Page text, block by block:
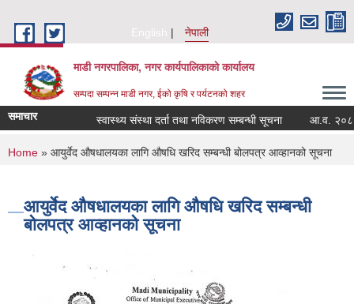
English
नेपाली
माडी नगरपालिका, नगर कार्यपालिकाकाे कार्यालय
सम्पदा सम्पन्न माडी नगर, ईको कृषि र पर्यटनको शहर
समाचार स्वास्थ्य संस्था दर्ता तथा नविकरण सम्बन्धी सूचना आ.व. २०८२/
You are here
Home » आयुर्वेद औषधालयका लागि औषधि खरिद सम्बन्धी बोलपत्र आव्हानको सूचना
आयुर्वेद औषधालयका लागि औषधि खरिद सम्बन्धी
बोलपत्र आव्हानको सूचना